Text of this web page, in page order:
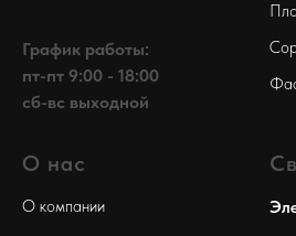
График работы:
пт-пт 9:00 - 18:00
сб-вс выходной
О нас
О компании